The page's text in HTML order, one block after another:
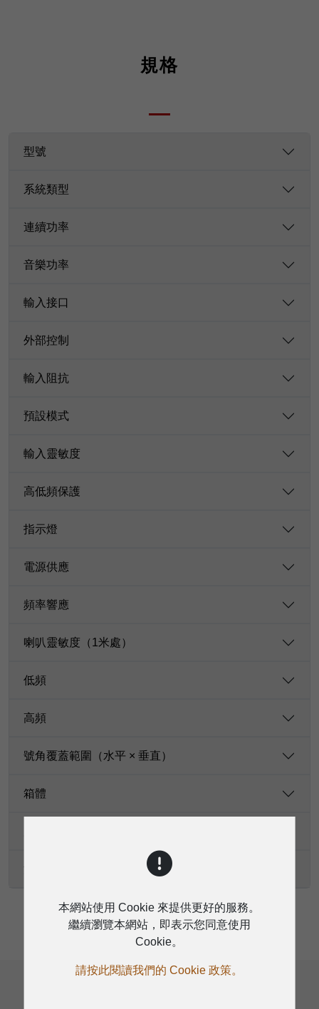
規格
型號
系統類型
連續功率
音樂功率
輸入接口
外部控制
輸入阻抗
預設模式
輸入靈敏度
高低頻保護
指示燈
電源供應
頻率響應
喇叭靈敏度（1米處）
低頻
高頻
號角覆蓋範圍（水平 × 垂直）
箱體
淨重
相關產品
本網站使用 Cookie 來提供更好的服務。
繼續瀏覽本網站，即表示您同意使用
Cookie。
請按此閱讀我們的 Cookie 政策。